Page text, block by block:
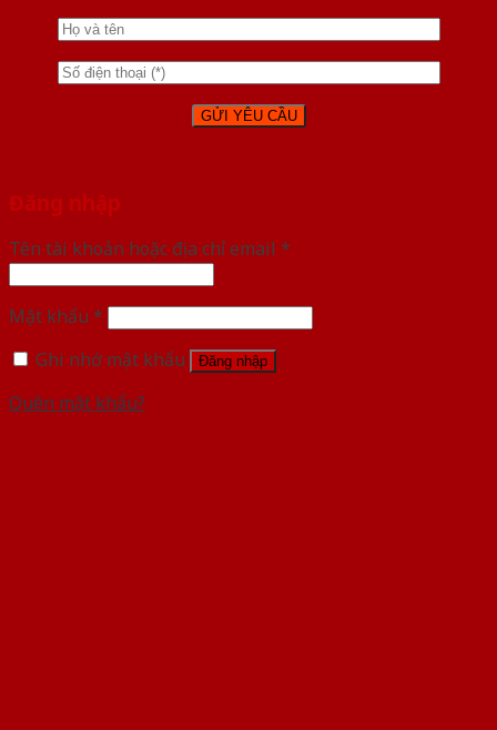
Đăng nhập
Tên tài khoản hoặc địa chỉ email *
Mật khẩu *
Ghi nhớ mật khẩu
Đăng nhập
Quên mật khẩu?